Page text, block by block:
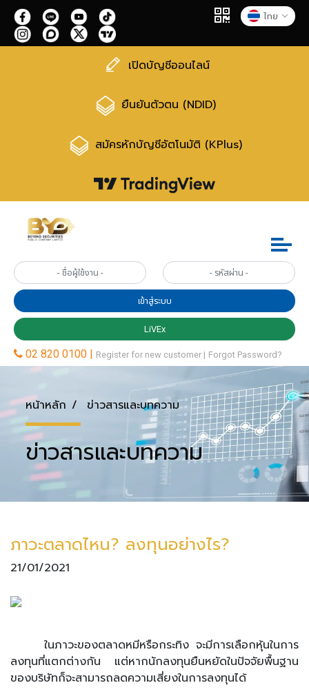
ไทย
เปิดบัญชีออนไลน์
ยืนยันตัวตน (NDID)
สมัครหักบัญชีอัตโนมัติ (KPlus)
หน้าหลัก ข่าวสารและบทความ
ข่าวสารและบทความ
ภาวะตลาดไหน? ลงทุนอย่างไร?
21/01/2021
ในภาวะของตลาดหมีหรือกระทิง จะมีการเลือกหุ้นในการ
ลงทุนที่แตกต่างกัน แต่หากนักลงทุนยืนหยัดในปัจจัยพื้นฐาน
ของบริษัทก็จะสามารถลดความเสี่ยงในการลงทุนได้